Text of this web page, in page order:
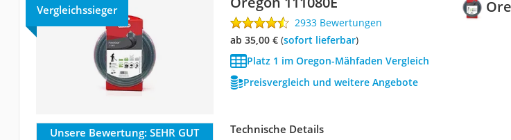
Vergleichssieger
2933 Bewertungen
ab 35,00 €( Sofort lieferbar)
Platz 1 im Oregon-Mähfaden Vergleich
Preisvergleich und weitere Angebote
Unsere Bewertung: SEHR GUT
Technische Details